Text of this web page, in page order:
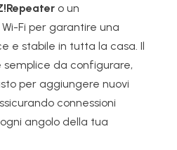
o un
Wi-Fi per garantire una
e stabile in tutta la casa. Il
semplice da configurare,
per aggiungere nuovi
connessioni
angolo della tua